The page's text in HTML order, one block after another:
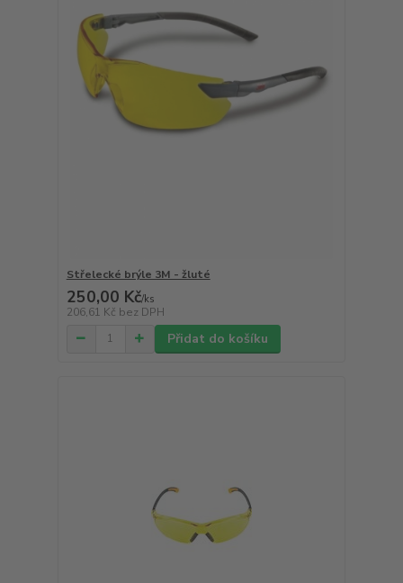
Střelecké brýle 3M - žluté
250,00 Kč/ks
206,61 Kč bez DPH
Přidat do košíku